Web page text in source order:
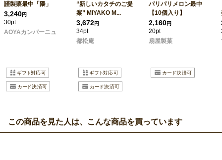
謹製栗最中「隈」
3,240円
30pt
AOYAカンパーニュ
“新しいカタチのご提
案” MIYAKO M...
3,672円
34pt
都松庵
パリパリメロン最中
【10個入り】
2,160円
20pt
扇屋製菓
この商品を見た人は、こんな商品を買っています